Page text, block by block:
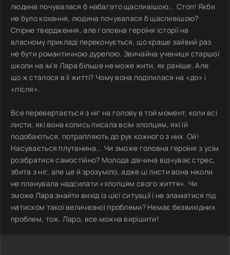
людина почувалася б набагато щасливішою... Стоп! Якби
не було кохання, людина почувалася б щасливішою?
Спірне твердження, але головна героїня історії на
власному прикладі переконується, що краще зайвий раз
не бути романтичною дурепою. Звичайна учениця старшої
школи на ім'я Лара більше не може жити, як раніше. Але
що ж сталося в її житті? Чому вона поділилася на «до» і
«після».
Все перевертається з ніг на голову в той момент, коли всі
листи, які вона колись писала всім хлопцям, які їй
подобаються, потрапляють до рук кожного з них. Ой!
Насувається плутанина... Чи зможе головна героїня з усім
розібратися самостійно? Молода дівчина відчуває стрес,
збита з ніг, але це й зрозуміло, адже ці листи вона ніколи
не планувала надсилати «хлопцям свого життя». Чи
зможе Лара знайти вихід із цієї ситуації і не зламатися під
натиском такої величезної проблеми? Немає безвихідних
проблем, тож, Ларо, все можна вирішити!